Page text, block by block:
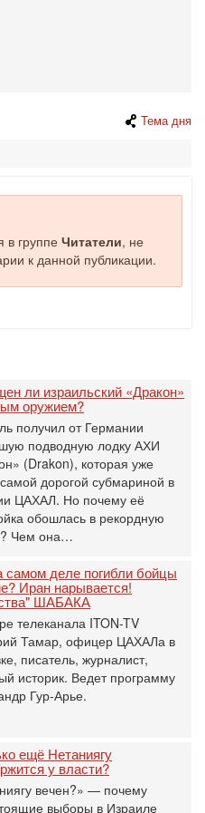
Тема дня
в группе Читатели, не
к данной публикации.
ли израильский «Дракон»
оружием?
получил от Германии
подводную лодку АХИ
(Drakon), которая уже
дорогой субмариной в
ЦАХАЛ. Но почему её
обошлась в рекордную
Чем она…
самом деле погибли бойцы
Иран нарывается!
ШАБАКА
телеканала ITON-TV
Тамар, офицер ЦАХАЛа в
писатель, журналист,
историк. Ведет программу
Гур-Арье.
ещё Нетаниягу
у власти?
вечен?» — почему
выборы в Израиле